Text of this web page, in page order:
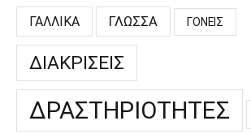
ΓΑΛΛΙΚΆ ΓΛΏΣΣΑ ΓΟΝΕΊΣ
ΔΙΑΚΡΊΣΕΙΣ
ΔΡΑΣΤΗΡΙΌΤΗΤΕΣ